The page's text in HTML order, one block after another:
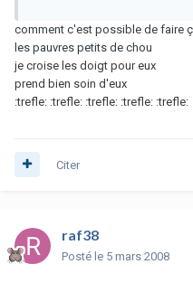
comment c'est possible de faire
les pauvres petits de chou
je croise les doigt pour eux
prend bien soin d'eux
:trefle: :trefle: :trefle: :trefle: :trefle:
Citer
raf38
Posté le 5 mars 2008